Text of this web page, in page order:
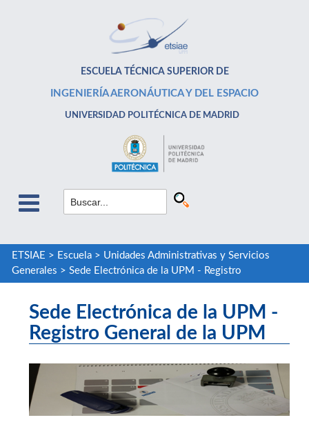
ESCUELA TÉCNICA SUPERIOR DE
INGENIERÍA AERONÁUTICA Y DEL ESPACIO
UNIVERSIDAD POLITÉCNICA DE MADRID
ETSIAE > Escuela> Unidades Administrativas y Servicios
Generales > Sede Electrónica de la UPM - Registro
Sede Electrónica de la UPM -
Registro General de la UPM